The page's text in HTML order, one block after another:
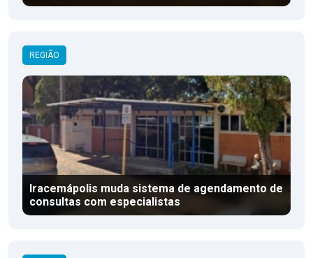
REGIÃO
Iracemápolis muda sistema de agendamento de
consultas com especialistas